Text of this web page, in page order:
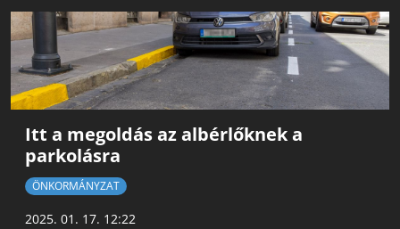
Itt a megoldás az albérlőknek a
parkolásra
ÖNKORMÁNYZAT
2025. 01. 17. 12:22